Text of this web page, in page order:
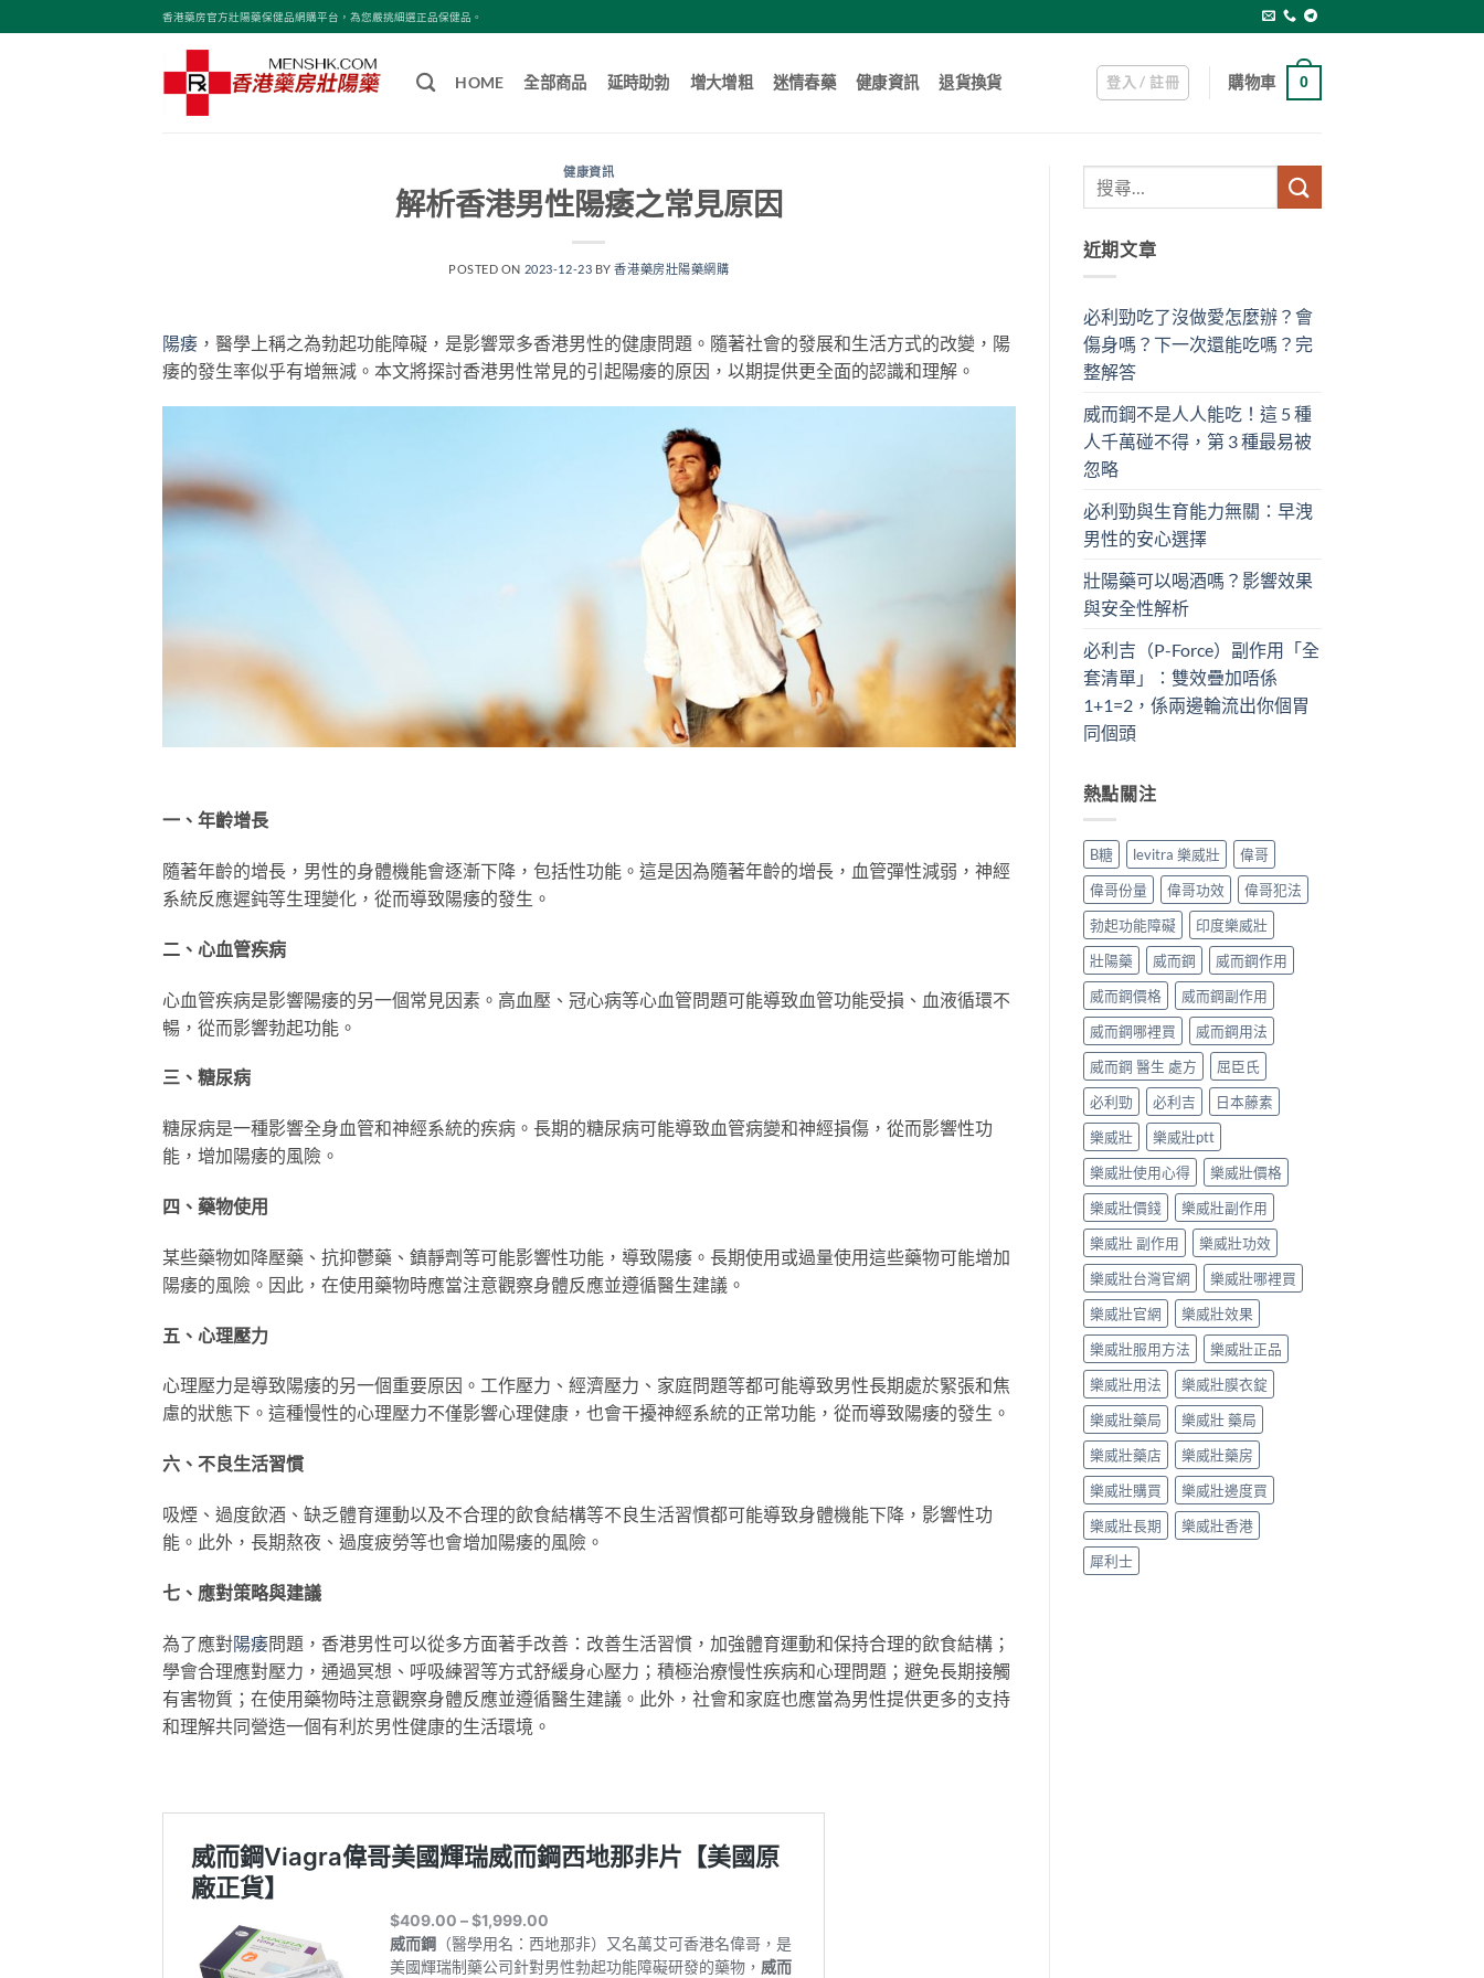
to
香港藥房官方壯陽藥保健品網購平台，為您嚴挑細選正品保健品。
HOME 全部商品 延時助勃 增大增粗 迷情春藥 健康資訊 退貨換貨 登入 / 註冊 購物車 0
健康資訊
解析香港男性陽痿之常見原因
POSTED ON 2023-12-23 BY香港藥房壯陽藥網購
陽痿 ，醫學上稱之為勃起功能障礙，是影響眾多香港男性的健康問題。隨著社會的發展和生活方式的改變，陽
痿的發生率似乎有增無減。本文將探討香港男性常見的引起陽痿的原因，以期提供更全面的認識和理解。
一、年齡增長
隨著年齡的增長，男性的身體機能會逐漸下降，包括性功能。這是因為隨著年齡的增長，血管彈性減弱，神經
系統反應遲鈍等生理變化，從而導致陽痿的發生。
二、心血管疾病
心血管疾病是影響陽痿的另一個常見因素。高血壓、冠心病等心血管問題可能導致血管功能受損、血液循環不
暢，從而影響勃起功能。
三、糖尿病
糖尿病是一種影響全身血管和神經系統的疾病。長期的糖尿病可能導致血管病變和神經損傷，從而影響性功
能，增加陽痿的風險。
四、藥物使用
某些藥物如降壓藥、抗抑鬱藥、鎮靜劑等可能影響性功能，導致陽痿。長期使用或過量使用這些藥物可能增加
陽痿的風險。因此，在使用藥物時應當注意觀察身體反應並遵循醫生建議。
五、心理壓力
心理壓力是導致陽痿的另一個重要原因。工作壓力、經濟壓力、家庭問題等都可能導致男性長期處於緊張和焦
慮的狀態下。這種慢性的心理壓力不僅影響心理健康，也會干擾神經系統的正常功能，從而導致陽痿的發生。
六、不良生活習慣
吸煙、過度飲酒、缺乏體育運動以及不合理的飲食結構等不良生活習慣都可能導致身體機能下降，影響性功
能。此外，長期熬夜、過度疲勞等也會增加陽痿的風險。
七、應對策略與建議
為了應對陽痿問題，香港男性可以從多方面著手改善：改善生活習慣，加強體育運動和保持合理的飲食結構；
學會合理應對壓力，通過冥想、呼吸練習等方式舒緩身心壓力；積極治療慢性疾病和心理問題；避免長期接觸
有害物質；在使用藥物時注意觀察身體反應並遵循醫生建議。此外，社會和家庭也應當為男性提供更多的支持
和理解共同營造一個有利於男性健康的生活環境。
近期文章
必利勁吃了沒做愛怎麼辦？會
傷身嗎？下一次還能吃嗎？完
整解答
威而鋼不是人人能吃！這 5 種
人千萬碰不得，第 3 種最易被
忽略
必利勁與生育能力無關：早洩
男性的安心選擇
壯陽藥可以喝酒嗎？影響效果
與安全性解析
必利吉（P-Force）副作用「全
套清單」：雙效疊加唔係
1+1=2，係兩邊輪流出你個胃
同個頭
熱點關注
B糖 levitra 樂威壯
偉哥
偉哥份量
偉哥功效
偉哥犯法
勃起功能障礙
印度樂威壯
壯陽藥
威而鋼
威而鋼作用
威而鋼價格
威而鋼副作用
威而鋼哪裡買
威而鋼用法
威而鋼 醫生 處方
屈臣氏
必利勁
必利吉
日本藤素
樂威壯
樂威壯ptt
樂威壯使用心得
樂威壯價格
樂威壯價錢
樂威壯副作用
樂威壯 副作用
樂威壯功效
樂威壯台灣官網
樂威壯哪裡買
樂威壯官網
樂威壯效果
樂威壯服用方法
樂威壯正品
樂威壯用法
樂威壯膜衣錠
樂威壯藥局
樂威壯 藥局
樂威壯藥店
樂威壯藥房
樂威壯購買
樂威壯邊度買
樂威壯長期
樂威壯香港
犀利士